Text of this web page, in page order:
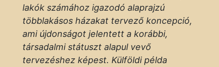
lakók számához igazodó alaprajzú
többlakásos házakat tervező koncepció,
ami újdonságot jelentett a korábbi,
társadalmi státuszt alapul vevő
tervezéshez képest. Külföldi példa